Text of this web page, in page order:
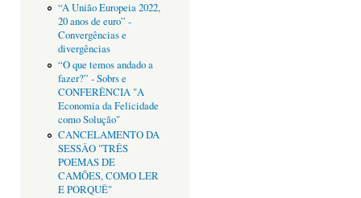
“A União Europeia 2022,
20 anos de euro” -
Convergências e
divergências
“O que temos andado a
fazer?” - Sobrs e
CONFERÊNCIA "A
Economia da Felicidade
como Solução"
CANCELAMENTO DA
SESSÂO "TRÊS
POEMAS DE
CAMÕES, COMO LER
E PORQUÊ"